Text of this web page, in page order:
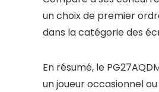
un choix de premier
dans la catégorie des
En résumé, le
un joueur occasionnel